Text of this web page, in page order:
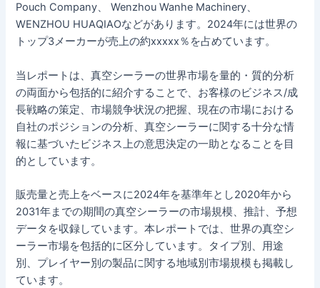
Pouch Company、 Wenzhou Wanhe Machinery、
WENZHOU HUAQIAOなどがあります。2024年には世界の
トップ3メーカーが売上の約xxxxx％を占めています。
当レポートは、真空シーラーの世界市場を量的・質的分析
の両面から包括的に紹介することで、お客様のビジネス/成
長戦略の策定、市場競争状況の把握、現在の市場における
自社のポジションの分析、真空シーラーに関する十分な情
報に基づいたビジネス上の意思決定の一助となることを目
的としています。
販売量と売上をベースに2024年を基準年とし2020年から
2031年までの期間の真空シーラーの市場規模、推計、予想
データを収録しています。本レポートでは、世界の真空シ
ーラー市場を包括的に区分しています。タイプ別、用途
別、プレイヤー別の製品に関する地域別市場規模も掲載し
ています。